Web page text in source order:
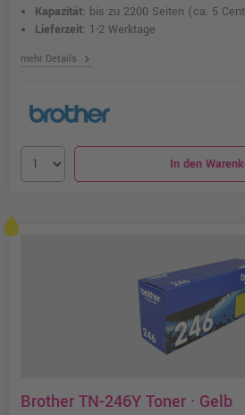
Kapazität: bis zu 2200 Seiten (ca. 5
Lieferzeit: 1-2 Werktage
mehr Details chevron_right
In den
Brother TN-246Y Toner · Gelb